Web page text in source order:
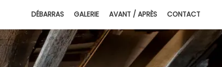
DÉBARRAS GALERIE AVANT / APRÈS CONTACT